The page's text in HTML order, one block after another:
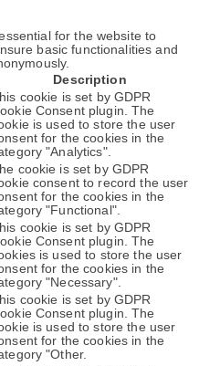
for the website to
basic functionalities and
Description
cookie is set by GDPR
Consent plugin. The
is used to store the user
for the cookies in the
"Analytics".
cookie is set by GDPR
consent to record the user
for the cookies in the
"Functional".
cookie is set by GDPR
Consent plugin. The
is used to store the user
for the cookies in the
"Necessary".
cookie is set by GDPR
Consent plugin. The
is used to store the user
for the cookies in the
"Other.